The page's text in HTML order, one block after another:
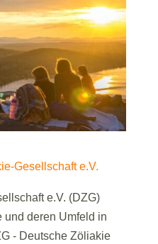
Gesellschaft e.V.
e.V. (DZG)
und deren Umfeld in
- Deutsche Zöliakie